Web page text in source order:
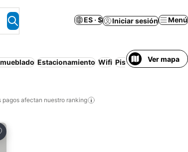
ES · $ Iniciar sesión Menú
Estacionamiento Wifi Piscina Ver mapa
pagos afectan nuestro ranking
a favoritos